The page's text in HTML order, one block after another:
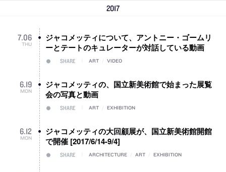
2017
7.06
THU
ジャコメッティについて、アントニー・ゴームリ
ーとテートのキュレーターが対話している動画
SHARE ART VIDEO
6.19
MON
ジャコメッティの、国立新美術館で始まった展覧
会の写真と動画
SHARE ART EXHIBITION
6.12
MON
ジャコメッティの大回顧展が、国立新美術館開館
で開催 [2017/6/14-9/4]
SHARE ARCHITECTURE ART EXHIBITION